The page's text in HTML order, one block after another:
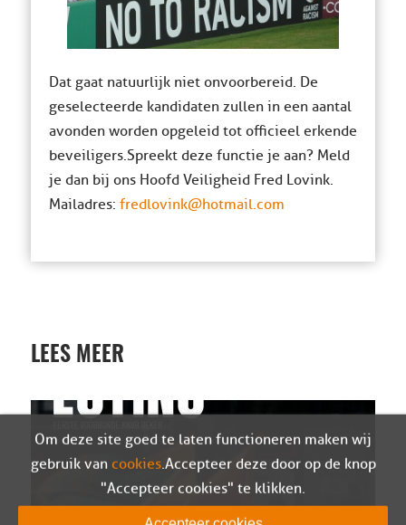
Dat gaat natuurlijk niet onvoorbereid. De
geselecteerde kandidaten zullen in een aantal
avonden worden opgeleid tot officieel erkende
beveiligers. Spreekt deze functie je aan? Meld
je dan bij ons Hoofd Veiligheid Fred Lovink.
Mailadres: fredlovink@hotmail.com
LEES MEER
Om deze site goed te laten functioneren maken wij
gebruik van cookies. Accepteer deze door op de knop
"Accepteer cookies" te klikken.